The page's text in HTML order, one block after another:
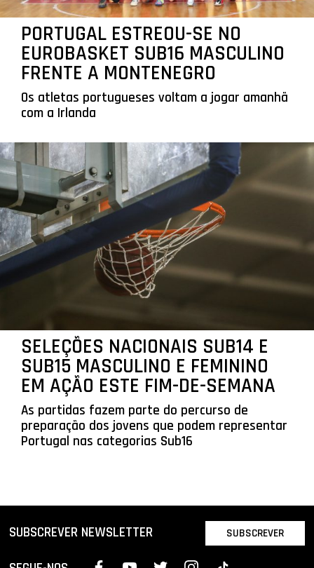
PORTUGAL ESTREOU-SE NO
EUROBASKET SUB16 MASCULINO
FRENTE A MONTENEGRO
Os atletas portugueses voltam a jogar amanhã
com a Irlanda
SELEÇÕES NACIONAIS SUB14 E
SUB15 MASCULINO E FEMININO
EM AÇÃO ESTE FIM-DE-SEMANA
As partidas fazem parte do percurso de
preparação dos jovens que podem representar
Portugal nas categorias Sub16
SUBSCREVER NEWSLETTER SUBSCREVER